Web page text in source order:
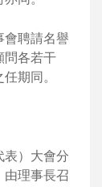
聘請名譽
問各若干
期同。
）大會分
由理事長召